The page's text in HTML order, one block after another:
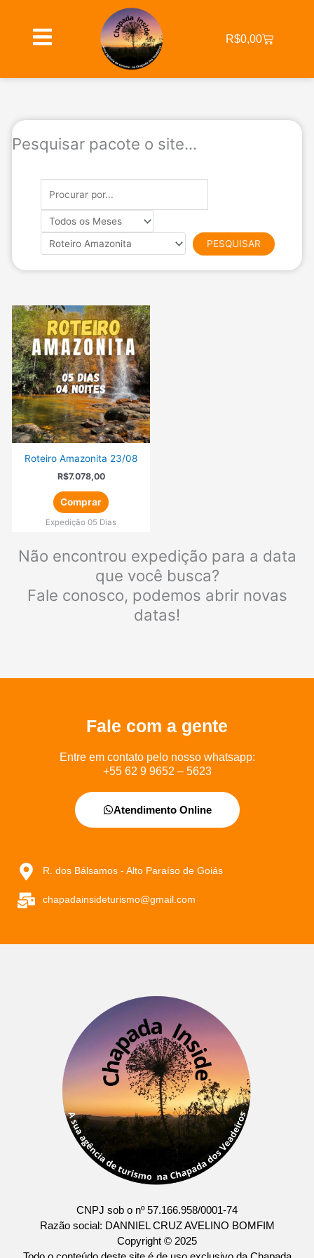
R$0,00Cart
Pesquisar pacote o site...
Roteiro Amazonita 23/08
R$7.078,00
Comprar
Expedição 05 Dias
Não encontrou expedição para a data
que você busca?
Fale conosco, podemos abrir novas
datas!
Fale com a gente
Entre em contato pelo nosso whatsapp:
+55 62 9 9652 – 5623
Atendimento Online
R. dos Bálsamos - Alto Paraíso de Goiás
chapadainsideturismo@gmail.com
CNPJ sob o nº 57.166.958/0001-74
Razão social: DANNIEL CRUZ AVELINO BOMFIM
Copyright © 2025